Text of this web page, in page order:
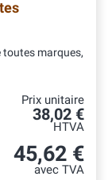
marques,
Prix unitaire
38,02 €
HTVA
45,62 €
avec TVA